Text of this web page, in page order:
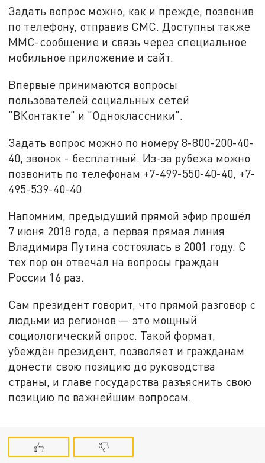
Задать вопрос можно, как и прежде, позвонив
по телефону, отправив СМС. Доступны также
ММС-сообщение и связь через специальное
мобильное приложение и сайт.
Впервые принимаются вопросы
пользователей социальных сетей
"ВКонтакте" и "Одноклассники".
Задать вопрос можно по номеру 8-800-200-40-
40, звонок - бесплатный. Из-за рубежа можно
позвонить по телефонам +7-499-550-40-40, +7-
495-539-40-40.
Напомним, предыдущий прямой эфир прошёл
7 июня 2018 года, а первая прямая линия
Владимира Путина состоялась в 2001 году. С
тех пор он отвечал на вопросы граждан
России 16 раз.
Сам президент говорит, что прямой разговор с
людьми из регионов — это мощный
социологический опрос. Такой формат,
убеждён президент, позволяет и гражданам
донести свою позицию до руководства
страны, и главе государства разъяснить свою
позицию по важнейшим вопросам.